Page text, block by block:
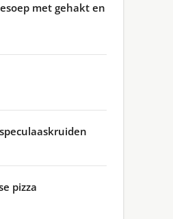
met gehakt en
pizza